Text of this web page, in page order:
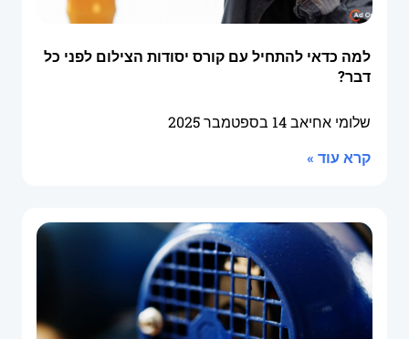
למה כדאי להתחיל עם קורס יסודות הצילום לפני כל
דבר?
שלומי אחיאב14 בספטמבר 2025
קרא עוד »